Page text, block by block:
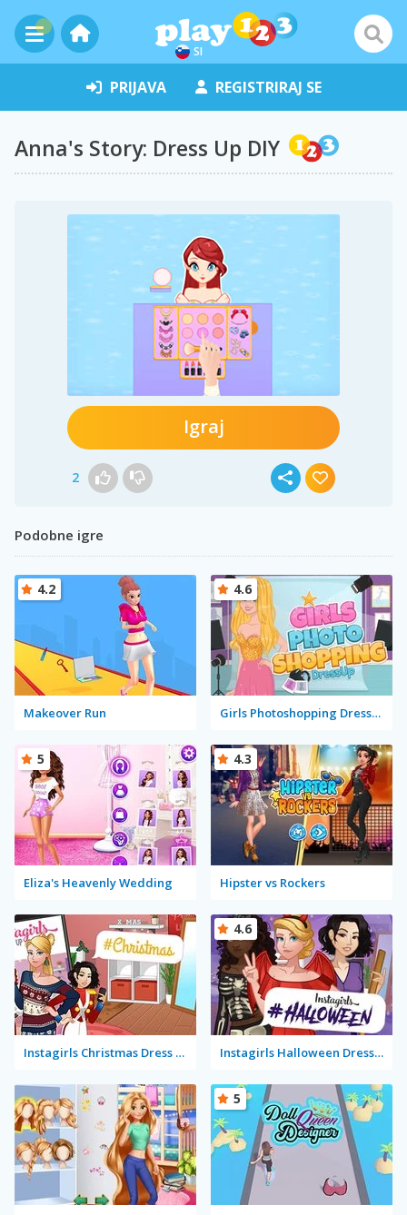
SI
PRIJAVA REGISTRIRAJ SE
Anna's Story: Dress Up DIY
Igraj
2
Podobne igre
Makeover Run
4.2
Girls Photoshopping Dressup
4.6
Eliza's Heavenly Wedding
5
Hipster vs Rockers
4.3
Instagirls Christmas Dress Up Instagirls Halloween Dress Up
4.6
5